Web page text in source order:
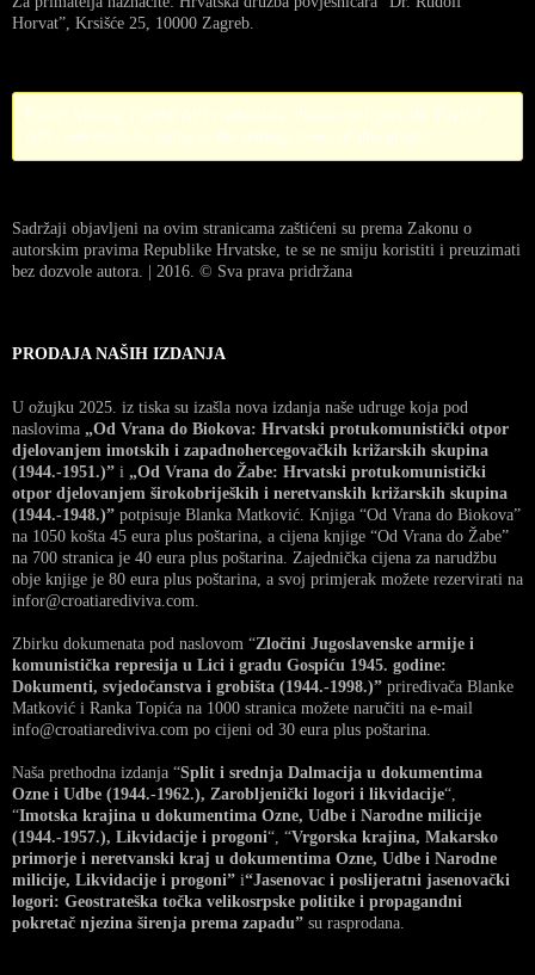
Horvat”, Krsišće 25, 10000 Zagreb.
Sadržaji objavljeni na ovim stranicama zaštićeni su prema Zakonu o
autorskim pravima Republike Hrvatske, te se ne smiju koristiti i preuzimati
bez dozvole autora. | 2016. © Sva prava pridržana
PRODAJA NAŠIH IZDANJA
U ožujku 2025. iz tiska su izašla nova izdanja naše udruge koja pod
naslovima „Od Vrana do Biokova: Hrvatski protukomunistički otpor
djelovanjem imotskih i zapadnohercegovačkih križarskih skupina
(1944.-1951.)” i „Od Vrana do Žabe: Hrvatski protukomunistički
otpor djelovanjem širokobrijeških i neretvanskih križarskih skupina
(1944.-1948.)” potpisuje Blanka Matković. Knjiga “Od Vrana do Biokova”
na 1050 košta 45 eura plus poštarina, a cijena knjige “Od Vrana do Žabe”
na 700 stranica je 40 eura plus poštarina. Zajednička cijena za narudžbu
obje knjige je 80 eura plus poštarina, a svoj primjerak možete rezervirati na
infor@croatiarediviva.com.
Zbirku dokumenata pod naslovom “Zločini Jugoslavenske armije i
komunistička represija u Lici i gradu Gospiću 1945. godine:
Dokumenti, svjedočanstva i grobišta (1944.-1998.)” priređivača Blanke
Matković i Ranka Topića na 1000 stranica možete naručiti na e-mail
info@croatiarediviva.com po cijeni od 30 eura plus poštarina.
Naša prethodna izdanja “Split i srednja Dalmacija u dokumentima
Ozne i Udbe (1944.-1962.), Zarobljenički logori i likvidacije“,
“Imotska krajina u dokumentima Ozne, Udbe i Narodne milicije
(1944.-1957.), Likvidacije i progoni“, “Vrgorska krajina, Makarsko
primorje i neretvanski kraj u dokumentima Ozne, Udbe i Narodne
milicije, Likvidacije i progoni” i“Jasenovac i poslijeratni jasenovački
logori: Geostrateška točka velikosrpske politike i propagandni
pokretač njezina širenja prema zapadu” su rasprodana.